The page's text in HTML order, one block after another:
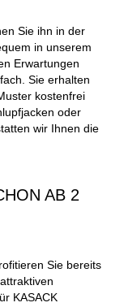
Sie ihn in der
in unserem
Erwartungen
Sie erhalten
kostenfrei
oder
wir Ihnen die
AB 2
Sie bereits
KASACK